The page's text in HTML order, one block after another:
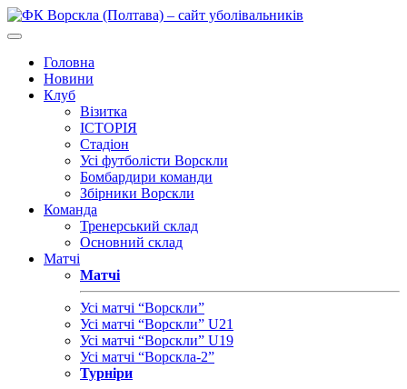
Головна
Новини
Клуб
Візитка
ІСТОРІЯ
Стадіон
Усі футболісти Ворскли
Бомбардири команди
Збірники Ворскли
Команда
Тренерський склад
Основний склад
Матчі
Матчі
Усі матчі “Ворскли”
Усі матчі “Ворскли” U21
Усі матчі “Ворскли” U19
Усі матчі “Ворскла-2”
Турніри